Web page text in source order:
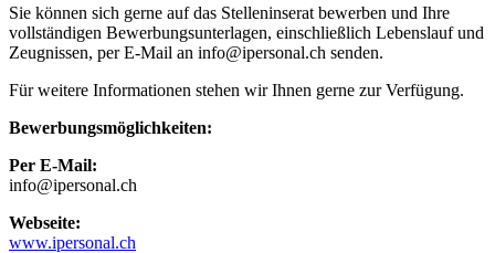
Sie können sich gerne auf das Stelleninserat bewerben und Ihre
vollständigen Bewerbungsunterlagen, einschließlich Lebenslauf und
Zeugnissen, per E-Mail an info@ipersonal.ch senden.
Für weitere Informationen stehen wir Ihnen gerne zur Verfügung.
Bewerbungsmöglichkeiten:
Per E-Mail:
info@ipersonal.ch
Webseite:
www.ipersonal.ch